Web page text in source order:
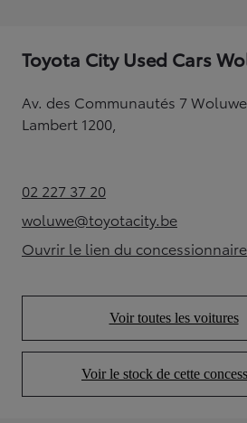
Toyota City Used Cars
Av. des Communautés 7
Lambert 1200,
02 227 37 20(Opens in new tab)
woluwe@toyotacity.be
(Opens in new tab)
Ouvrir le lien du concessionnaire
(Opens in new
Voir toutes les voitures
(Opens in
Voir le stock de cette
(Opens in